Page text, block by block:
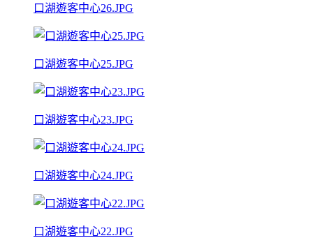
口湖遊客中心26.JPG
口湖遊客中心25.JPG
口湖遊客中心23.JPG
口湖遊客中心24.JPG
口湖遊客中心22.JPG